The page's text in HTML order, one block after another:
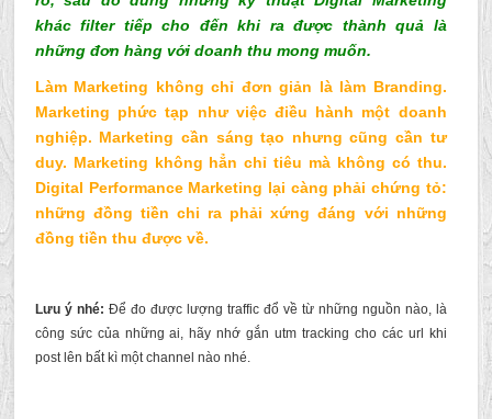
khác filter tiếp cho đến khi ra được thành quả là
những đơn hàng với doanh thu mong muốn.
Làm Marketing không chỉ đơn giản là làm Branding.
Marketing phức tạp như việc điều hành một doanh
nghiệp. Marketing cần sáng tạo nhưng cũng cần tư
duy. Marketing không hẳn chỉ tiêu mà không có thu.
Digital Performance Marketing lại càng phải chứng tỏ:
những đồng tiền chi ra phải xứng đáng với những
đồng tiền thu được về.
Lưu ý nhé: Để đo được lượng traffic đổ về từ những nguồn nào, là
công sức của những ai, hãy nhớ gắn utm tracking cho các url khi
post lên bất kì một channel nào nhé.